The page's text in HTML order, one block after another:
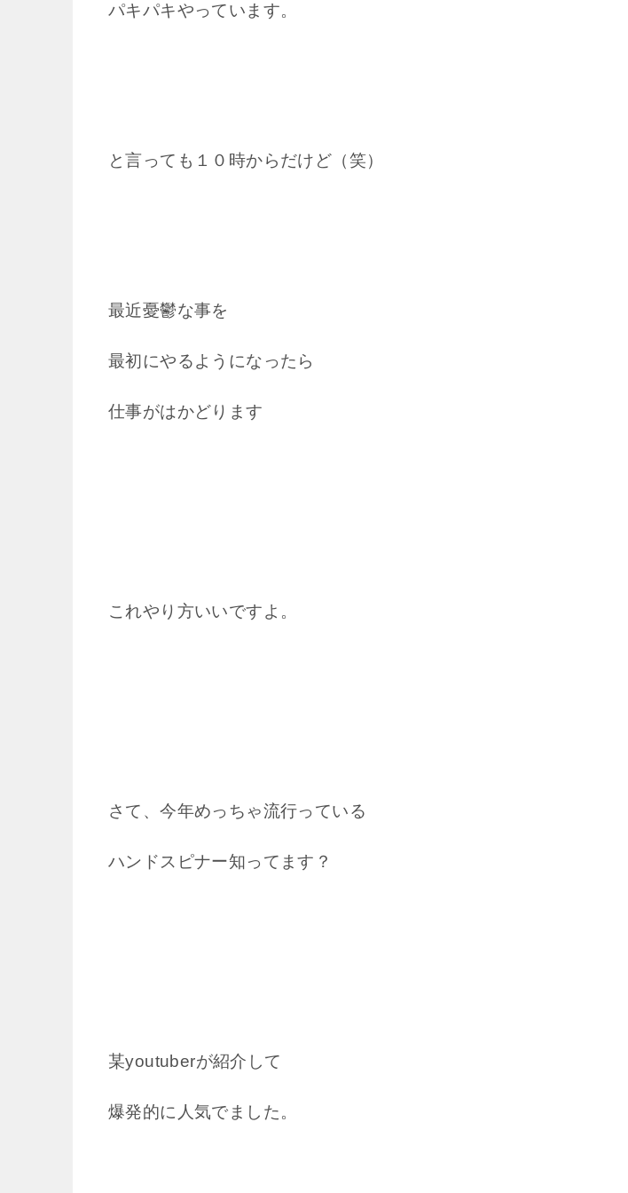
パキパキやっています。
と言っても１０時からだけど（笑）
最近憂鬱な事を
最初にやるようになったら
仕事がはかどります
これやり方いいですよ。
さて、今年めっちゃ流行っている
ハンドスピナー知ってます？
某youtuberが紹介して
爆発的に人気でました。